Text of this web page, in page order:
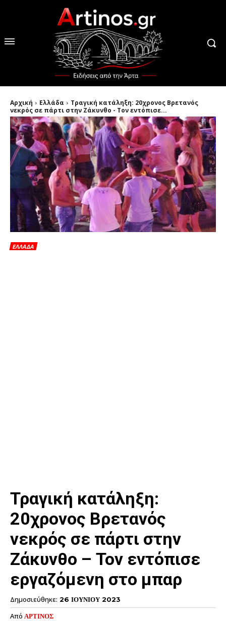
Αρχική Ελλάδα
Τραγική κατάληξη: 20χρονος Βρετανός
νεκρός σε πάρτι στην Ζάκυνθο - Τον εντόπισε...
ΕΛΛΑΔΑ
Τραγική κατάληξη:
20χρονος Βρετανός
νεκρός σε πάρτι στην
Ζάκυνθο – Τον εντόπισε
εργαζόμενη στο μπαρ
Δημοσιεύθηκε: 26 ΙΟΥΝΙΟΥ 2023
Από ΑΡΤΙΝΟΣ